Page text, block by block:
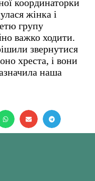
координаторки
жінка і
групу
важко ходити.
звернутися
хреста, і вони
наша